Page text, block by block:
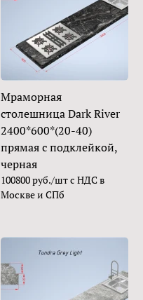
Мраморная
столешница Dark River
2400*600*(20-40)
прямая с подклейкой,
черная
100800 руб./шт с НДС в
Москве и СПб